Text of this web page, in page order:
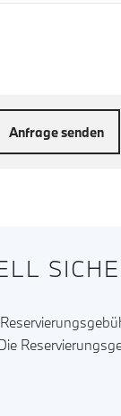
Anfrage senden